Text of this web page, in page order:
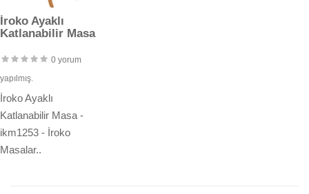
İroko Ayaklı
Katlanabilir Masa
0 yorum
yapılmış.
İroko Ayaklı
Katlanabilir Masa -
ikm1253 - İroko
Masalar..